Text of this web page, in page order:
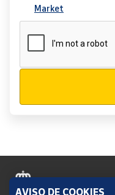
Market
AVISO DE COOKIES